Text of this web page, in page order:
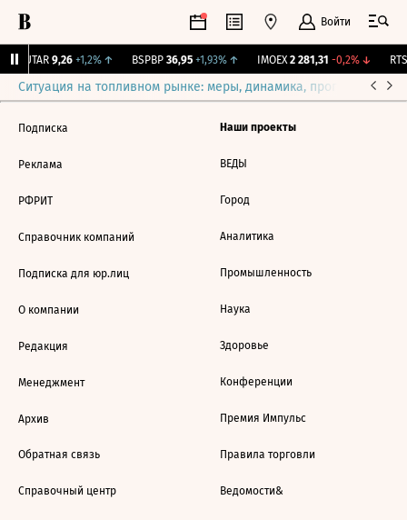
Войти
UTAR 9,26 +1,2%↑ BSPBP 36,95 +1,93%↑ IMOEX 2 281,31 -0,2%↓ RTSI
Ситуация на топливном рынке: меры, динамика, прогнозы
Подписка
Реклама
РФРИТ
Справочник компаний
Подписка для юр.лиц
О компании
Редакция
Менеджмент
Архив
Обратная связь
Справочный центр
Наши проекты
ВЕДЫ
Город
Аналитика
Промышленность
Наука
Здоровье
Конференции
Премия Импульс
Правила торговли
Ведомости&